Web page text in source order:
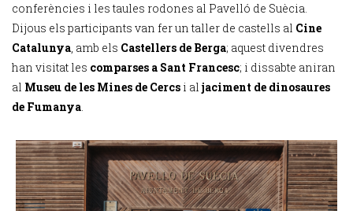
conferències i les taules rodones al Pavelló de Suècia.
Dijous els participants van fer un taller de castells al Cine
Catalunya, amb els Castellers de Berga; aquest divendres
han visitat les comparses a Sant Francesc; i dissabte aniran
al Museu de les Mines de Cercs i al jaciment de dinosaures
de Fumanya.